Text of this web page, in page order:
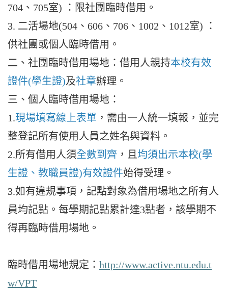
704、705室) ：限社團臨時借用。
3. 二活場地(504、606、706、1002、1012室) ：
供社團或個人臨時借用。
二、社團臨時借用場地：借用人親持本校有效
證件(學生證)及社章辦理。
三、個人臨時借用場地：
1.現場填寫線上表單 ，需由一人統一填報，並完
整登記所有使用人員之姓名與資料。
2.所有借用人須全數到齊 ，且 均須出示本校(學
生證、教職員證)有效證件始得受理。
3.如有違規事項，記點對象為借用場地之所有人
員均記點。每學期記點累計達3點者，該學期不
得再臨時借用場地。
臨時借用場地規定： http://www.active.ntu.edu.t
w/VPT